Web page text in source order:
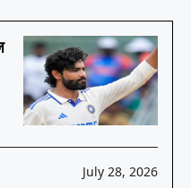
July 28, 2026